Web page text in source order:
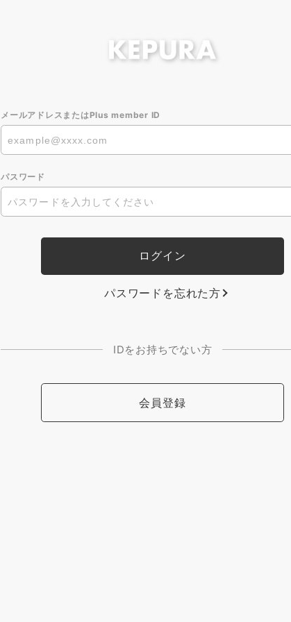
メールアドレスまたはPlus member ID
パスワード
パスワードを忘れた方
IDをお持ちでない方
会員登録